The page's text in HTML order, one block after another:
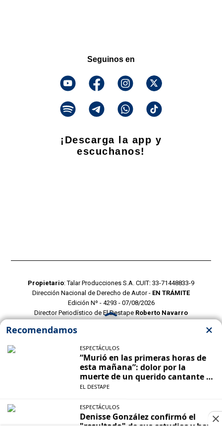
Seguinos en
¡Descarga la app y
escuchanos!
Propietario: Talar Producciones S.A. CUIT: 33-71448833-9
Dirección Nacional de Derecho de Autor - EN TRÁMITE
Edición Nº - 4293 - 07/08/2026
Director Periodístico de El Destape Roberto Navarro
POLITICAS DE PRIVACIDAD
CONTACTO COMERCIAL
CONTACTO EDITORIAL
Mustang Cloud- CMS para portales de noticias